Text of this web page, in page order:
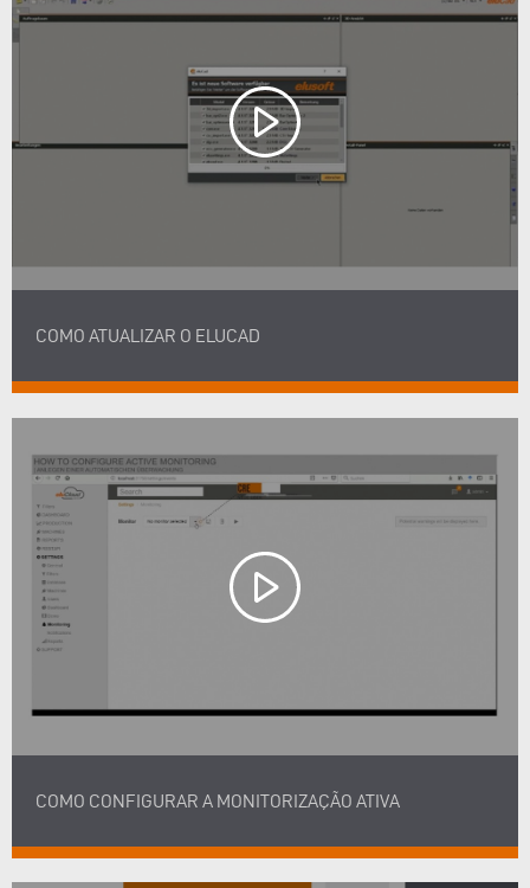
COMO ATUALIZAR O ELUCAD
COMO CONFIGURAR A MONITORIZAÇÃO ATIVA